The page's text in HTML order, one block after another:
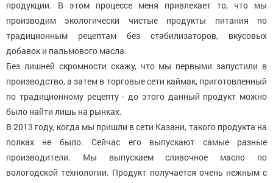
продукции. В этом процессе меня привлекает то, что мы
производим экологически чистые продукты питания по
традиционным рецептам без стабилизаторов, вкусовых
добавок и пальмового масла.
Без лишней скромности скажу, что мы первыми запустили в
производство, а затем в торговые сети каймак, приготовленный
по традиционному рецепту - до этого данный продукт можно
было найти лишь на рынках.
В 2013 году, когда мы пришли в сети Казани, такого продукта на
полках не было. Сейчас его выпускают самые разные
производители. Мы выпускаем сливочное масло по
вологодской технологии. Продукт получается очень нежным с